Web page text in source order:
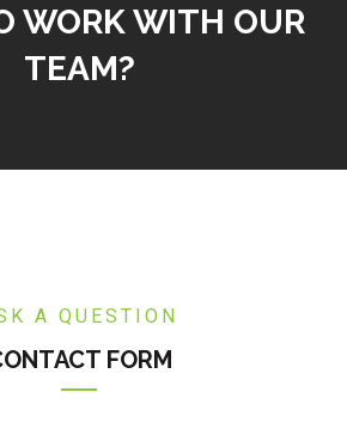
WORK WITH OUR
TEAM?
A QUESTION
FORM